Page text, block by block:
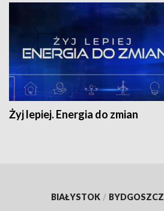
Żyj lepiej. Energia do zmian
BIAŁYSTOK / BYDGOSZCZ